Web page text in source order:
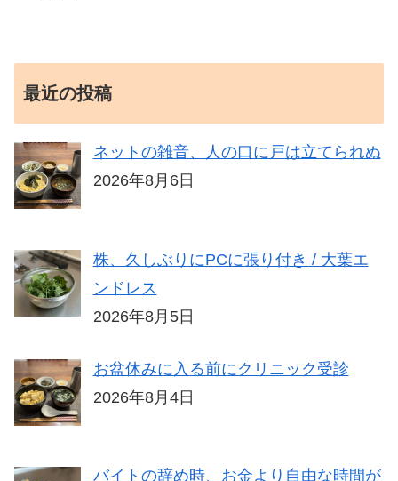
最近の投稿
ネットの雑音、人の口に戸は立てられぬ
2026年8月6日
株、久しぶりにPCに張り付き / 大葉エ
ンドレス
2026年8月5日
お盆休みに入る前にクリニック受診
2026年8月4日
バイトの辞め時、お金より自由な時間が